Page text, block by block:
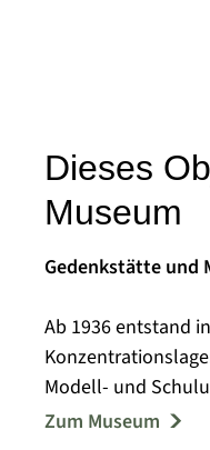
Dieses
Museum
Gedenkstätte und
Ab 1936 entstand
Modell- und
Nähe Berlins nahm
Zum Museum